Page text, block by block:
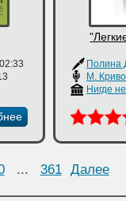
Полина
М.
Нигде
... 361 Далее